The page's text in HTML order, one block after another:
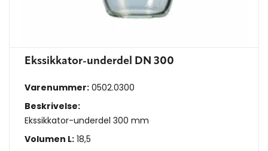
Ekssikkator-underdel DN 300
Varenummer: 0502.0300
Beskrivelse:
Ekssikkator-underdel 300 mm
Volumen L: 18,5